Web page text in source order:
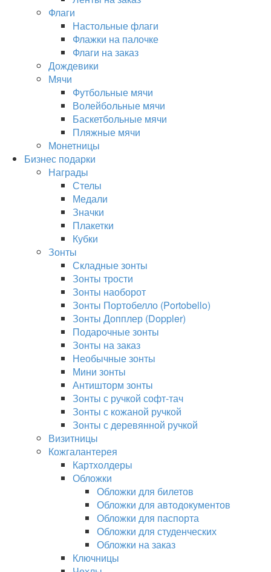
Флаги
Настольные флаги
Флажки на палочке
Флаги на заказ
Дождевики
Мячи
Футбольные мячи
Волейбольные мячи
Баскетбольные мячи
Пляжные мячи
Монетницы
Бизнес подарки
Награды
Стелы
Медали
Значки
Плакетки
Кубки
Зонты
Складные зонты
Зонты трости
Зонты наоборот
Зонты Портобелло (Portobello)
Зонты Допплер (Doppler)
Подарочные зонты
Зонты на заказ
Необычные зонты
Мини зонты
Антишторм зонты
Зонты с ручкой софт-тач
Зонты с кожаной ручкой
Зонты с деревянной ручкой
Визитницы
Кожгалантерея
Картхолдеры
Обложки
Обложки для билетов
Обложки для автодокументов
Обложки для паспорта
Обложки для студенческих
Обложки на заказ
Ключницы